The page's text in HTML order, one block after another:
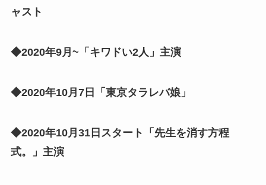
ャスト
◆2020年9月~「キワドい2人」主演
◆2020年10月7日「東京タラレバ娘」
◆2020年10月31日スタート「先生を消す方程
式。」主演